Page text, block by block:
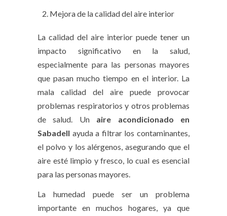
Mejora de la calidad del aire interior
La calidad del aire interior puede tener un
impacto significativo en la salud,
especialmente para las personas mayores
que pasan mucho tiempo en el interior. La
mala calidad del aire puede provocar
problemas respiratorios y otros problemas
de salud. Un aire acondicionado en
Sabadell ayuda a filtrar los contaminantes,
el polvo y los alérgenos, asegurando que el
aire esté limpio y fresco, lo cual es esencial
para las personas mayores.
La humedad puede ser un problema
importante en muchos hogares, ya que